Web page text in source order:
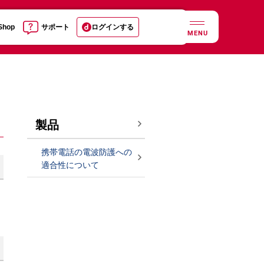
サポート ログインする
MENU
製品
携帯電話の電波防護への
適合性について